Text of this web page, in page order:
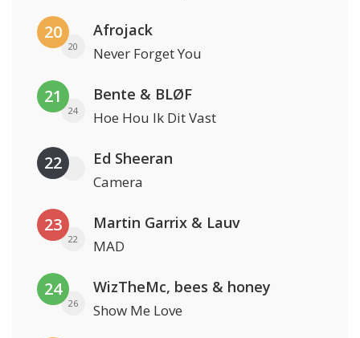
20
20
Afrojack
Never Forget You
21
24
Bente & BLØF
Hoe Hou Ik Dit Vast
22 Ed Sheeran
Camera
23
22
Martin Garrix & Lauv
MAD
24
26
WizTheMc, bees & honey
Show Me Love